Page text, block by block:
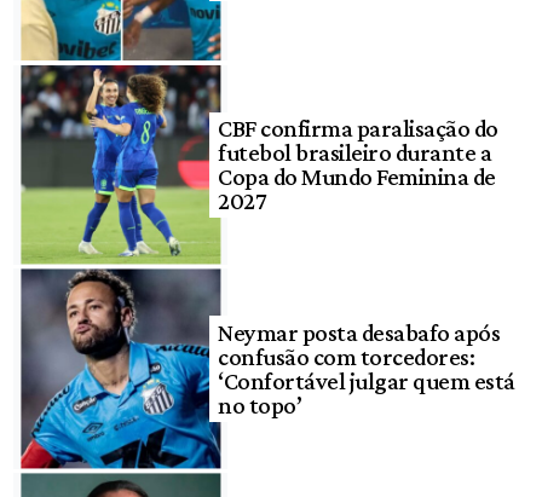
CBF confirma paralisação do
futebol brasileiro durante a
Copa do Mundo Feminina de
2027
Neymar posta desabafo após
confusão com torcedores:
‘Confortável julgar quem está
no topo’